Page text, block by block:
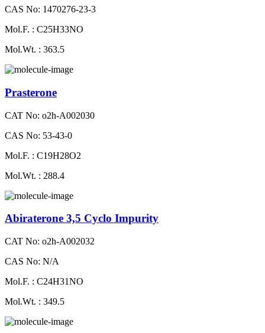
CAS No: 1470276-23-3
Mol.F. : C25H33NO
Mol.Wt. : 363.5
Prasterone
CAT No: o2h-A002030
CAS No: 53-43-0
Mol.F. : C19H28O2
Mol.Wt. : 288.4
Abiraterone 3,5 Cyclo Impurity
CAT No: o2h-A002032
CAS No: N/A
Mol.F. : C24H31NO
Mol.Wt. : 349.5